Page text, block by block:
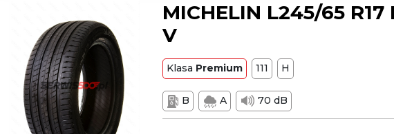
MICHELIN L245/65 R17
V
Klasa Premium 111 H
B A 70 dB